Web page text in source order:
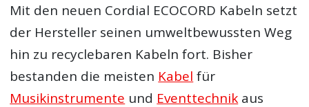
Mit den neuen Cordial ECOCORD Kabeln setzt
der Hersteller seinen umweltbewussten Weg
hin zu recyclebaren Kabeln fort. Bisher
bestanden die meisten Kabel für
Musikinstrumente und Eventtechnik aus